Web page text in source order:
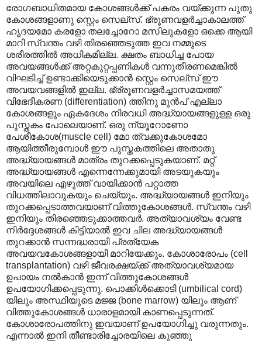
രോഗബാധിതമായ കോശങ്ങൾക്ക് പകരം വയ്ക്കുന്ന പുതു
കോശങ്ങളാണു സ്റ്റെം സെല്സ്. ഭ്രൂണവളർച്ചാകാലത്ത്
ഹൃദയമോ കരളോ തലച്ചോറോ മസിലുകളോ ഒക്കെ ആയി
മാറി സ്വന്തം വഴി തിരഞ്ഞെടുത്ത ഇവ നമ്മുടെ
ശരീരത്തിൽ അധികമില്ല. ക്ഷതം ബാധിച്ച പോയ
അവയങ്ങൾക്ക് അറ്റകുറ്റപ്പണികൾ വന്നുതീരണമെങ്കിൽ
വിഘടിച്ച് ഉണ്ടാക്കിയെടുക്കാൻ സ്റ്റെം സെല്സ് ഈ
അവയവങ്ങളിൽ ഇല്ല. ഭ്ര്രൂണവളർച്ചാസമയത്ത്
വിഭേദീകരണ (differentiation) ത്തിനു മുൻപ് എല്ലാ
കോശങ്ങളും ഏകദേശം നിരവധി അദ്ധ്യായങ്ങളുള്ള ഒരു
പുസ്തകം പോലെയാണ്. ഒരു ന്യൂറോണോ
പേശീകോശ(muscle cell) മോ ത്വക്കുകോശമോ
ആയിത്തീരുമ്പോൾ ഈ പുസ്തകത്തിലെ അതാതു
അദ്ധ്യായങ്ങൾ മാത്രം തുറക്കപ്പെടുകയാണ്. മറ്റ്
അദ്ധ്യായങ്ങൾ എന്നെന്നേക്കുമായി അടയുകയും
അവയിലെ എഴുത്ത് വായിക്കാൻ പറ്റാത്ത
വിധത്തിലാവുകയും ചെയ്യും. അദ്ധ്യായങ്ങൾ ഇനിയും
തുറക്കപ്പെടാത്തവയാണ് വിത്തുകോശങ്ങൾ. സ്വന്തം വഴി
ഇനിയും തിരഞ്ഞെടുക്കാത്തവർ. അത്യാവശ്യം വേണ്ട
നിർദ്ദേശങ്ങൾ കിട്ടിയാൽ ഇവ ചില അദ്ധ്യായങ്ങൾ
തുറക്കാൻ സന്നദ്ധരായി പ്രത്യേക
അവയവകോശങ്ങളായി മാറിയേക്കും. കോശാരോപം (cell
transplantation) വഴി ജീവരക്ഷയ്ക്ക് അത്യാവശ്യമായ
ഉപായം നൽകാൻ ഇന്ന് വിത്തുകോശങ്ങൾ
ഉപയോഗിക്കപ്പെടുന്നു. പൊക്കിൾക്കൊടി (umbilical cord)
യിലും അസ്ഥിയുടെ മജ്ജ (bone marrow) യിലും ആണ്
വിത്തുകോശങ്ങൾ ധാരാളമായി കാണപ്പെടുന്നത്.
കോശാരോപത്തിനു ഇവയാണ് ഉപയോഗിച്ചു വരുന്നതും.
എന്നാൽ ഇനി തീണ്ടാരിച്ചോരയിലെ കുഞ്ഞു